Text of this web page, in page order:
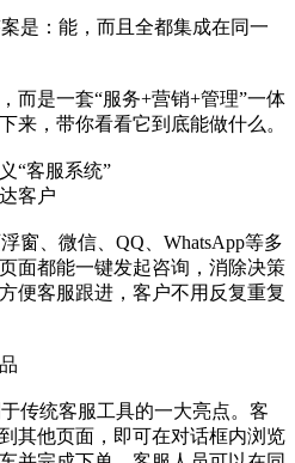
是：能，而且全都集成在同一
而是一套“服务+营销+管理”一体
来，带你看看它到底能做什么。
“客服系统”
客户
窗、微信、QQ、WhatsApp等多
面都能一键发起咨询，消除决策
便客服跟进，客户不用反复重复
传统客服工具的一大亮点。客
其他页面，即可在对话框内浏览